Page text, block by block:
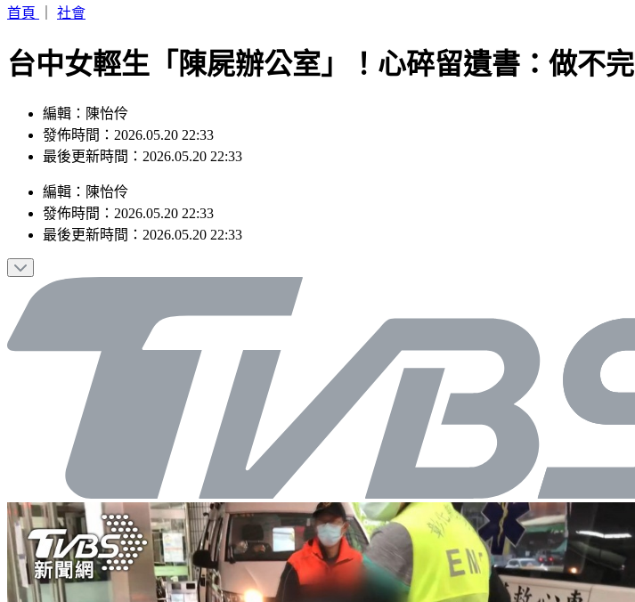
首頁
社會
台中女輕生「陳屍辦公室」！心碎留遺書：做不完
編輯：陳怡伶
發佈時間：2026.05.20 22:33
最後更新時間：2026.05.20 22:33
編輯 ： 陳怡伶
發佈時間： 2026.05.20 22:33
最後更新時間： 2026.05.20 22:33